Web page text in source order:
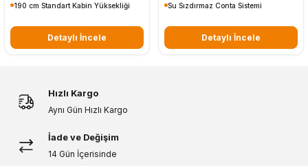
190 cm Standart Kabin Yüksekliği
Detaylı İncele
Su Sızdırmaz Conta Sistemi
Detaylı İncele
Hızlı Kargo
Aynı Gün Hızlı Kargo
İade ve Değişim
14 Gün İçerisinde